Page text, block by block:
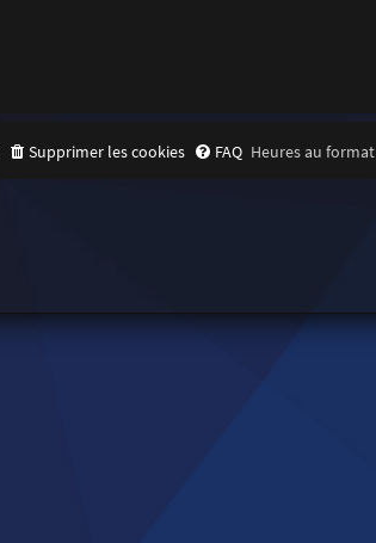
Heures au format
FAQ
Supprimer les cookies